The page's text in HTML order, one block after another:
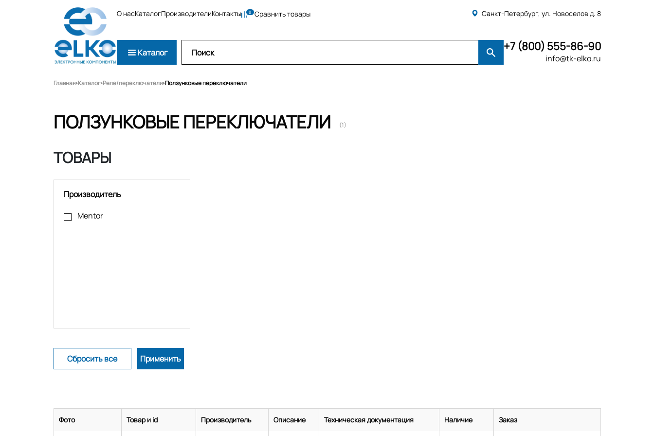
О насКаталогПроизводителиКонтакты Сравнить товары Санкт-Петербург, ул. Новоселов д. 8
Каталог +7 (800) 555-86-90
info@tk-elko.ru
Главная Каталог Реле/переключатели Ползунковые переключатели
ПОЛЗУНКОВЫЕ ПЕРЕКЛЮЧАТЕЛИ (1)
ТОВАРЫ
Производитель
Mentor
Фото Товар и id Производитель Описание Техническая документация Наличие Заказ